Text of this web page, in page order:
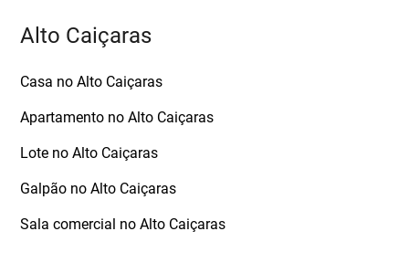
Alto Caiçaras
Casa no Alto Caiçaras
Apartamento no Alto Caiçaras
Lote no Alto Caiçaras
Galpão no Alto Caiçaras
Sala comercial no Alto Caiçaras